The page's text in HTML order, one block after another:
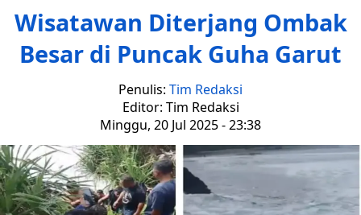
Wisatawan Diterjang Ombak
Besar di Puncak Guha Garut
Penulis: Tim Redaksi
Editor: Tim Redaksi
Minggu, 20 Jul 2025 - 23:38